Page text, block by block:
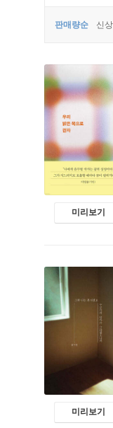
판매량순 신
미리보기
미리보기